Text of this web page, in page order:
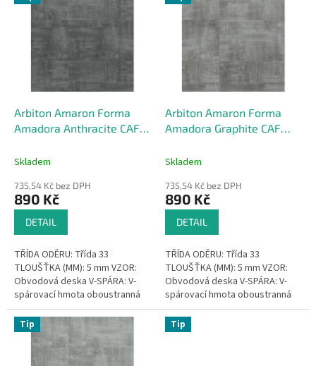
Arbiton Amaron Forma
Amadora Anthracite CAF
Skladem
735,54 Kč bez DPH
890 Kč
DETAIL
TŘÍDA ODĚRU: Třída 33
TLOUŠŤKA (MM): 5 mm VZOR:
Obvodová deska V-SPÁRA: V-
spárovací hmota oboustranná
VODOTĚSNÝ: Voděodolnost
ŽÁDNÉ...
Arbiton Amaron Forma
Amadora Graphite CAF
Skladem
735,54 Kč bez DPH
890 Kč
DETAIL
TŘÍDA ODĚRU: Třída 33
TLOUŠŤKA (MM): 5 mm VZOR:
Obvodová deska V-SPÁRA: V-
spárovací hmota oboustranná
VODOTĚSNÝ: Voděodolnost
ŽÁDNÉ...
Tip Tip